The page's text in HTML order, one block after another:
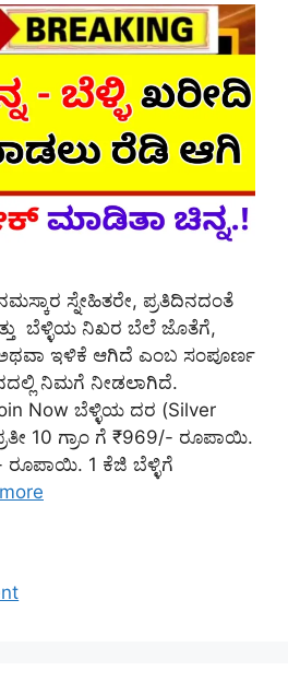
ಸ್ನೇಹಿತರೇ, ಪ್ರತಿದಿನದಂತೆ
ಬೆಳ್ಳಿಯ ನಿಖರ ಬೆಲೆ ಜೊತೆಗೆ,
ಅಥವಾ ಇಳಿಕೆ ಆಗಿದೆ ಎಂಬ ಸಂಪೂರ್ಣ
ನಿಮಗೆ ನೀಡಲಾಗಿದೆ.
Now ಬೆಳ್ಳಿಯ ದರ (Silver
10 ಗ್ರಾಂ ಗೆ ₹969/- ರೂಪಾಯಿ.
ರೂಪಾಯಿ. 1 ಕೆಜಿ ಬೆಳ್ಳಿಗೆ